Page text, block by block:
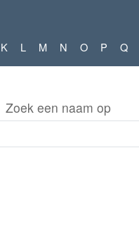
K L M N O P Q
Zoek een naam op